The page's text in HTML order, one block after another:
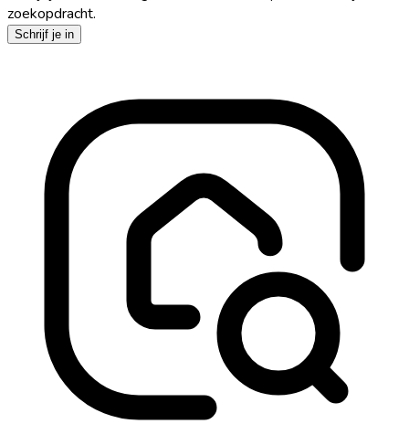
zoekopdracht.
Schrijf je in